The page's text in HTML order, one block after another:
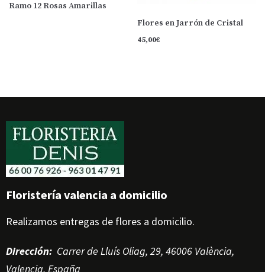
Ramo 12 Rosas Amarillas
Flores en Jarrón de Cristal
45,00€
Floristería valencia a domicilio
Realizamos entregas de flores a domicilio.
Dirección: Carrer de Lluís Oliag, 29, 46006 València,
Valencia, España